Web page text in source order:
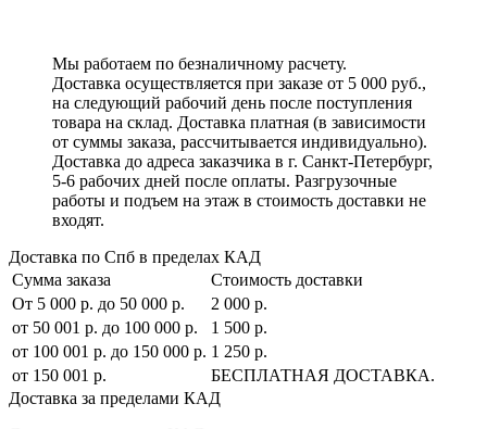
Мы работаем по безналичному расчету.
Доставка осуществляется при заказе от 5 000 руб.,
на следующий рабочий день после поступления
товара на склад. Доставка платная (в зависимости
от суммы заказа, рассчитывается индивидуально).
Доставка до адреса заказчика в г. Санкт-Петербург,
5-6 рабочих дней после оплаты. Разгрузочные
работы и подъем на этаж в стоимость доставки не
входят.
Доставка по Спб в пределах КАД
Сумма заказа
Стоимость доставки
От 5 000 р. до 50 000 р.
2 000 р.
от 50 001 р. до 100 000 р.
1 500 р.
от 100 001 р. до 150 000 р. 1 250 р.
от 150 001 р.
БЕСПЛАТНАЯ ДОСТАВКА.
Доставка за пределами КАД